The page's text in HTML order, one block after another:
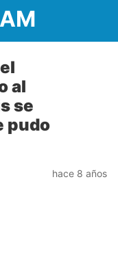
al
se
pudo
hace 8 años